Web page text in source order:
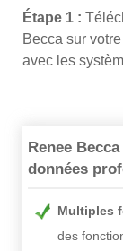
Étape 1 :
Becca sur
avec les
Renee
données
Multiples
des